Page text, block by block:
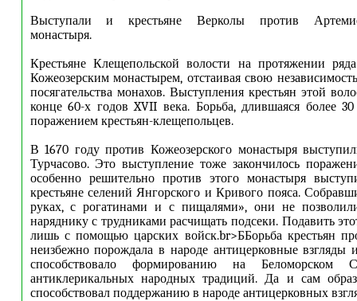
Выступали и крестьяне Верколы против
монастыря.
Крестьяне Клещепольской волости на протяжении
Кожеозерским монастырем, отстаивая свою
посягательства монахов. Выступления крестьян этой
конце 60-х годов XVII века. Борьба, длившаяся более 30
поражением крестьян-клещепольцев.
В 1670 году против Кожеозерского монастыря
Турчасово. Это выступление тоже закончилось
особенно решительно против этого монастыря
крестьяне селений Янгорского и Кривого пояса.
руках, с рогатинами и с пищалями», они не
наряднику с трудниками расчищать подсеки. Подавить
лишь с помощью царских войск.br>ББорьба крестьян
неизбежно порождала в народе антицерковные взгляды
способствовало формированию на Беломорском
антиклерикальных народных традиций. Да и сам
способствовал поддержанию в народе антицерковных